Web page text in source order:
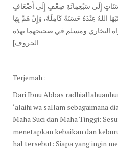
إِلَى سَبْعِمِائَةِ ضِعْفٍ إِلَى أَضْعَافٍ
اللهُ عِنْدَهُ حَسَنَةً كَامِلَةً، وَإِنْ هَمَّ بِهَا
البخاري ومسلم في صحيحهما بهذه
الحروف]
Terjemah :
Dari Ibnu Abbas
‘alaihi wa sallam sebagaimana
Maha Suci dan Maha Tinggi:
menetapkan kebaikan dan
hal tersebut: Siapa yang ingin